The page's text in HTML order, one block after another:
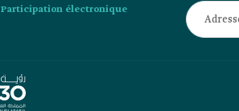
Participation électronique